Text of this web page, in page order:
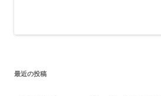
最近の投稿